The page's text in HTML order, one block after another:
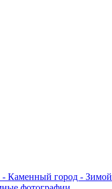
- Каменный город - Зимой